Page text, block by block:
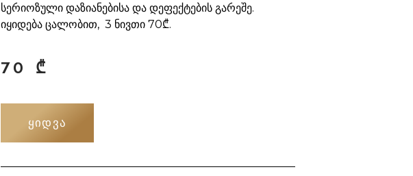
სერიოზული დაზიანებისა და დეფექტების გარეშე.
იყიდება ცალობით, 3 ნივთი 70₾.
70 ₾
ᲧᲘᲓᲕᲐ